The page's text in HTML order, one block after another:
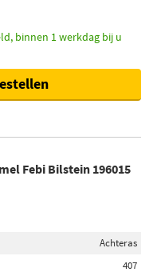
binnen 1 werkdag bij u
Febi Bilstein 196015
Achteras
407